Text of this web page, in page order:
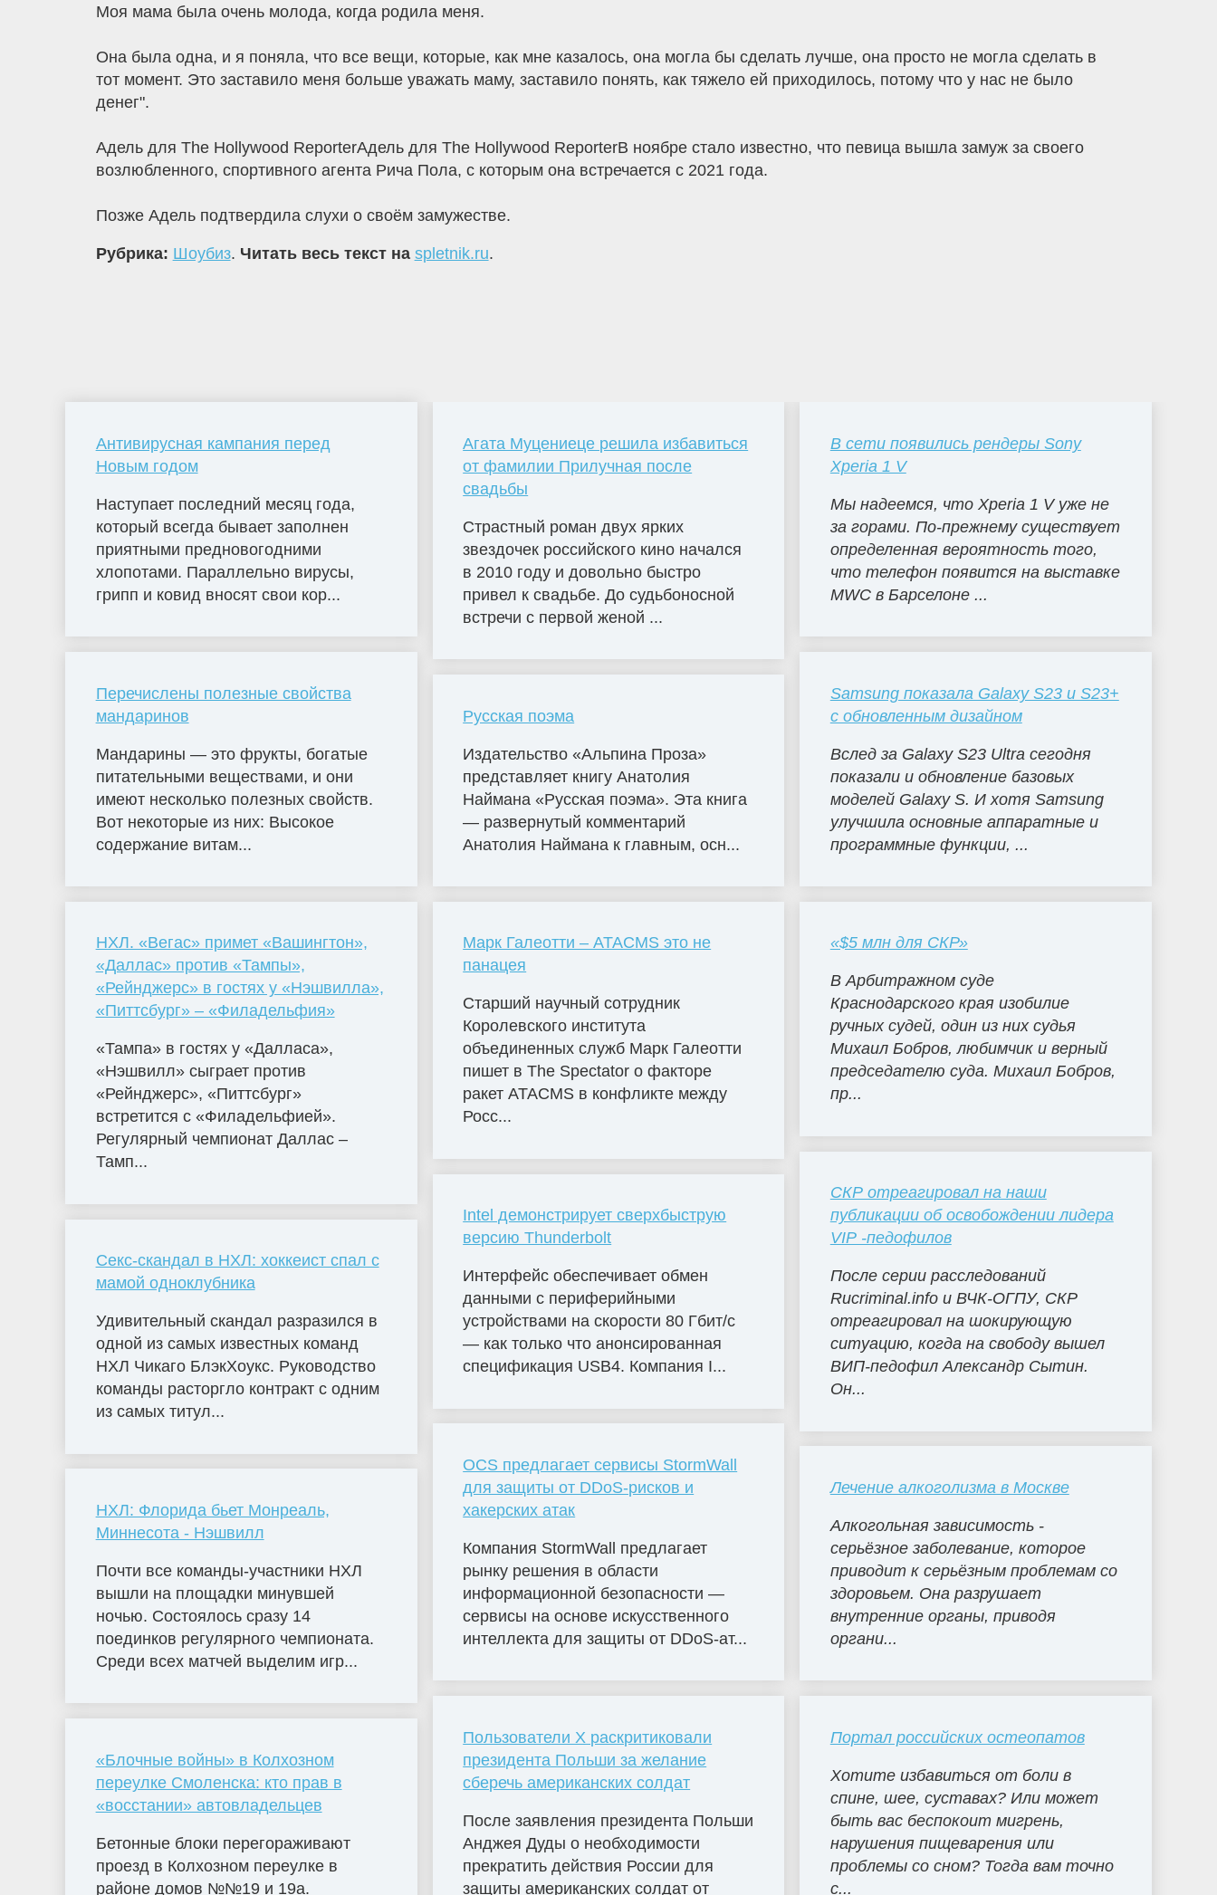
Моя мама была очень молода, когда родила меня.
Она была одна, и я поняла, что все вещи, которые, как мне казалось, она могла бы сделать лучше, она просто не могла сделать в
тот момент. Это заставило меня больше уважать маму, заставило понять, как тяжело ей приходилось, потому что у нас не было
денег".
Адель для The Hollywood ReporterАдель для The Hollywood ReporterВ ноябре стало известно, что певица вышла замуж за своего
возлюбленного, спортивного агента Рича Пола, с которым она встречается с 2021 года.
Позже Адель подтвердила слухи о своём замужестве.
Рубрика: Шоубиз. Читать весь текст на spletnik.ru.
Антивирусная кампания перед
Новым годом
Наступает последний месяц года,
который всегда бывает заполнен
приятными предновогодними
хлопотами. Параллельно вирусы,
грипп и ковид вносят свои кор...
Перечислены полезные свойства
мандаринов
Мандарины — это фрукты, богатые
питательными веществами, и они
имеют несколько полезных свойств.
Вот некоторые из них: Высокое
содержание витам...
НХЛ. «Вегас» примет «Вашингтон»,
«Даллас» против «Тампы»,
«Рейнджерс» в гостях у «Нэшвилла»,
«Питтсбург» – «Филадельфия»
«Тампа» в гостях у «Далласа»,
«Нэшвилл» сыграет против
«Рейнджерс», «Питтсбург»
встретится с «Филадельфией».
Регулярный чемпионат Даллас –
Тамп...
Секс-скандал в НХЛ: хоккеист спал с
мамой одноклубника
Удивительный скандал разразился в
одной из самых известных команд
НХЛ Чикаго БлэкХоукс. Руководство
команды расторгло контракт с одним
из самых титул...
НХЛ: Флорида бьет Монреаль,
Миннесота - Нэшвилл
Почти все команды-участники НХЛ
вышли на площадки минувшей
ночью. Состоялось сразу 14
поединков регулярного чемпионата.
Среди всех матчей выделим игр...
«Блочные войны» в Колхозном
переулке Смоленска: кто прав в
«восстании» автовладельцев
Бетонные блоки перегораживают
проезд в Колхозном переулке в
районе домов №№19 и 19а.
Агата Муцениеце решила избавиться
от фамилии Прилучная после
свадьбы
Страстный роман двух ярких
звездочек российского кино начался
в 2010 году и довольно быстро
привел к свадьбе. До судьбоносной
встречи с первой женой ...
Русская поэма
Издательство «Альпина Проза»
представляет книгу Анатолия
Наймана «Русская поэма». Эта книга
— развернутый комментарий
Анатолия Наймана к главным, осн...
Марк Галеотти – ATACMS это не
панацея
Старший научный сотрудник
Королевского института
объединенных служб Марк Галеотти
пишет в The Spectator о факторе
ракет ATACMS в конфликте между
Росс...
Intel демонстрирует сверхбыструю
версию Thunderbolt
Интерфейс обеспечивает обмен
данными с периферийными
устройствами на скорости 80 Гбит/с
— как только что анонсированная
спецификация USB4. Компания I...
OCS предлагает сервисы StormWall
для защиты от DDoS-рисков и
хакерских атак
Компания StormWall предлагает
рынку решения в области
информационной безопасности —
сервисы на основе искусственного
интеллекта для защиты от DDoS-ат...
Пользователи X раскритиковали
президента Польши за желание
сберечь американских солдат
После заявления президента Польши
Анджея Дуды о необходимости
прекратить действия России для
защиты американских солдат от
В сети появились рендеры Sony
Xperia 1 V
Мы надеемся, что Xperia 1 V уже не
за горами. По-прежнему существует
определенная вероятность того,
что телефон появится на выставке
MWC в Барселоне ...
Samsung показала Galaxy S23 и S23+
с обновленным дизайном
Вслед за Galaxy S23 Ultra сегодня
показали и обновление базовых
моделей Galaxy S. И хотя Samsung
улучшила основные аппаратные и
программные функции, ...
«$5 млн для СКР»
В Арбитражном суде
Краснодарского края изобилие
ручных судей, один из них судья
Михаил Бобров, любимчик и верный
председателю суда. Михаил Бобров,
пр...
СКР отреагировал на наши
публикации об освобождении лидера
VIP -педофилов
После серии расследований
Rucriminal.info и ВЧК-ОГПУ, СКР
отреагировал на шокирующую
ситуацию, когда на свободу вышел
ВИП-педофил Александр Сытин.
Он...
Лечение алкоголизма в Москве
Алкогольная зависимость -
серьёзное заболевание, которое
приводит к серьёзным проблемам со
здоровьем. Она разрушает
внутренние органы, приводя
органи...
Портал российских остеопатов
Хотите избавиться от боли в
спине, шее, суставах? Или может
быть вас беспокоит мигрень,
нарушения пищеварения или
проблемы со сном? Тогда вам точно
с...